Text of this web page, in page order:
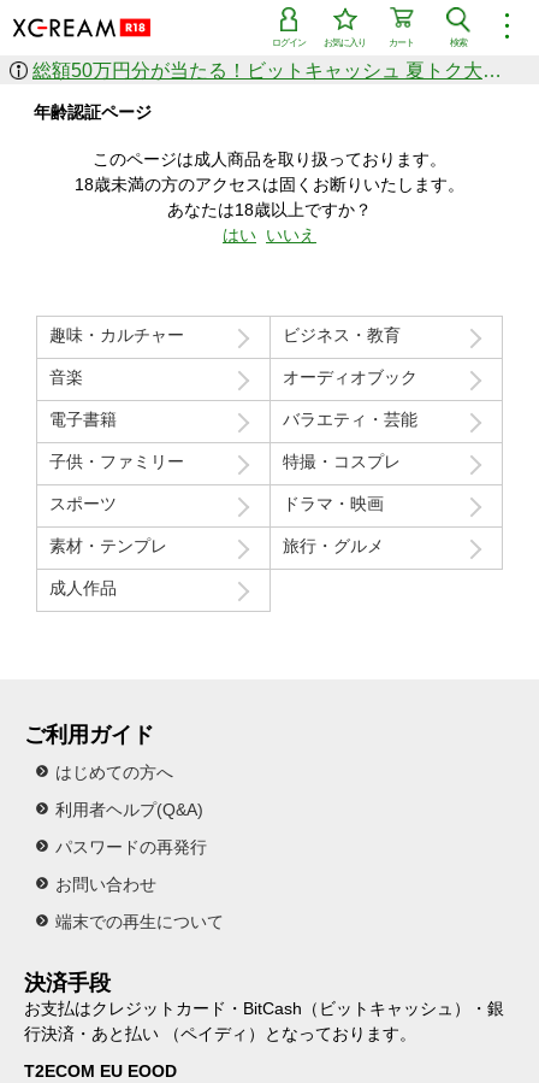
︙
検索
カート
お気に入り
ログイン
作品を探す
ジャンル
シリーズ
人気のセール中商品
新着セール中商品
すべての作品から探す
価格の安い順
価格の高い順
月間ランキング
年間ランキング
総額50万円分が当たる！ビットキャッシュ 夏トク大感謝祭
年齢認証ページ
このページは成人商品を取り扱っております。
18歳未満の方のアクセスは固くお断りいたします。
あなたは18歳以上ですか？
はい いいえ
趣味・カルチャー ビジネス・教育
音楽 オーディオブック
電子書籍 バラエティ・芸能
子供・ファミリー 特撮・コスプレ
スポーツ ドラマ・映画
素材・テンプレ 旅行・グルメ
成人作品
ご利用ガイド
はじめての方へ
利用者ヘルプ(Q&A)
パスワードの再発行
お問い合わせ
端末での再生について
決済手段
お支払はクレジットカード・BitCash（ビットキャッシュ）・銀
行決済・あと払い （ペイディ）となっております。
T2ECOM EU EOOD